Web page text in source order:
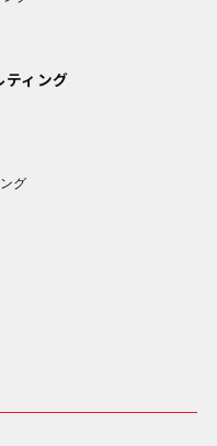
ィング
グ